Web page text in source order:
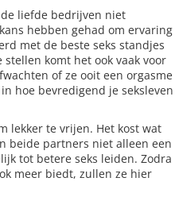
liefde bedrijven niet
hebben gehad om ervaring
met de beste seks standjes
komt het ook vaak voor
of ze ooit een orgasme
hoe bevredigend je seksleven
lekker te vrijen. Het kost wat
beide partners niet alleen een
tot betere seks leiden. Zodra
meer biedt, zullen ze hier